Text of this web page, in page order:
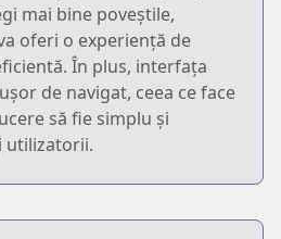
mai bine poveștile,
oferi o experiență de
În plus, interfața
de navigat, ceea ce face
să fie simplu și
utilizatorii.